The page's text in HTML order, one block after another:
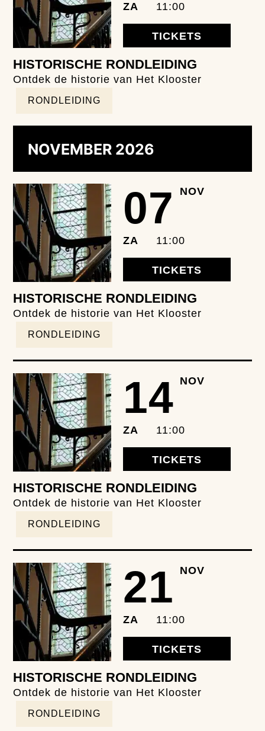
ZA 11:00
TICKETS
HISTORISCHE RONDLEIDING
Ontdek de historie van Het Klooster
RONDLEIDING
NOVEMBER 2026
07 NOV
ZA 11:00
TICKETS
HISTORISCHE RONDLEIDING
Ontdek de historie van Het Klooster
RONDLEIDING
14 NOV
ZA 11:00
TICKETS
HISTORISCHE RONDLEIDING
Ontdek de historie van Het Klooster
RONDLEIDING
21 NOV
ZA 11:00
TICKETS
HISTORISCHE RONDLEIDING
Ontdek de historie van Het Klooster
RONDLEIDING